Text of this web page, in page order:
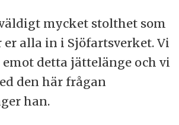
mycket stolthet som
alla in i Sjöfartsverket. Vi
detta jättelänge och vi
den här frågan
han.